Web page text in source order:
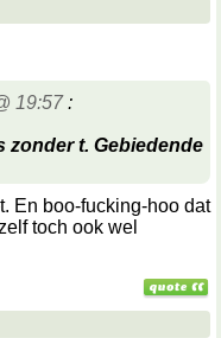
19:57:
zonder t. Gebiedende
En boo-fucking-hoo dat
toch ook wel